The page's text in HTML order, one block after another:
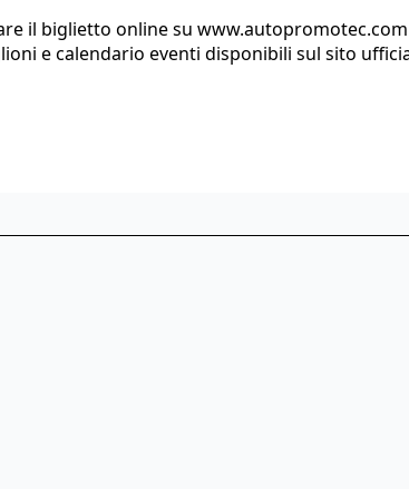
il biglietto online su
e calendario eventi disponibili sul sito